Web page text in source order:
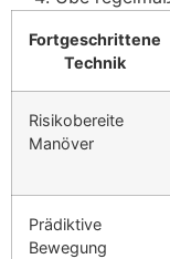
Fortgeschrittene
Technik
Risikobereite
Manöver
Prädiktive
Bewegung